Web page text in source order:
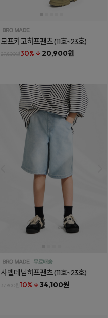
모프카고하프팬츠(11호~23호)
29,800원30% ↓ 20,900원
사벨데님하프팬츠(11호~23호)
37,800원10% ↓ 34,100원